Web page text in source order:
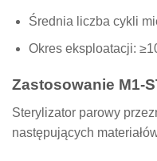
Średnia liczba cykli
Okres eksploatacji:
Zastosowanie M1-
Sterylizator parowy
następujących